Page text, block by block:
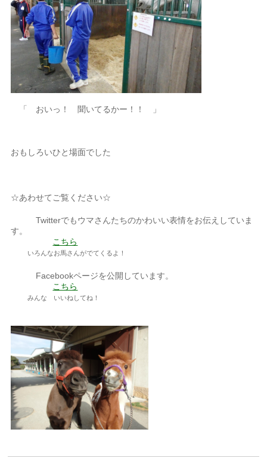
「 おいっ！ 聞いてるかー！！ 」
おもしろいひと場面でした
☆あわせてご覧ください☆
Twitterでもウマさんたちのかわいい表情をお伝えしていま
す。
こちら
いろんなお馬さんがでてくるよ！
Facebookページを公開しています。
こちら
みんな いいねしてね！